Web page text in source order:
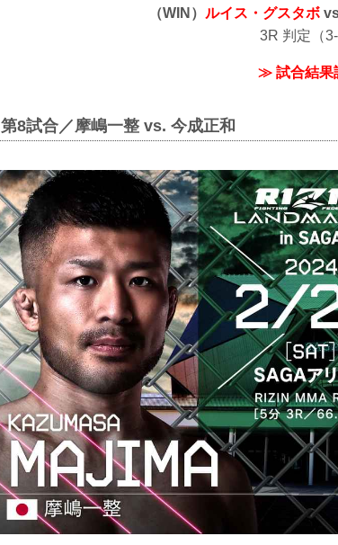
（WIN） ルイス・グスタボ
3R 判定（3-
≫ 試合結果
第8試合／摩嶋一整 vs. 今成正和